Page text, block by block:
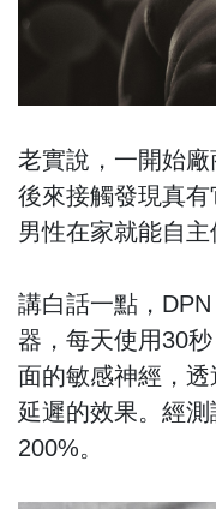
老實說，一開始
後來接觸發現真有
男性在家就能自主
講白話一點，
器，每天使用30
面的敏感神經，
延遲的效果。經
200%。